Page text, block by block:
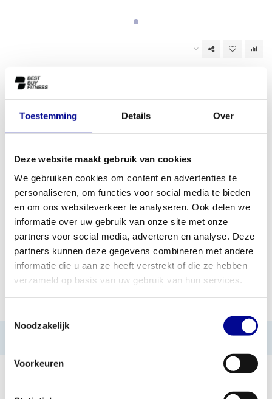
Toestemming Details Over
Deze website maakt gebruik van cookies
We gebruiken cookies om content en advertenties te
personaliseren, om functies voor social media te bieden
en om ons websiteverkeer te analyseren. Ook delen we
informatie over uw gebruik van onze site met onze
partners voor social media, adverteren en analyse. Deze
partners kunnen deze gegevens combineren met andere
informatie die u aan ze heeft verstrekt of die ze hebben
verzameld op basis van uw gebruik van hun services.
Noodzakelijk
Voorkeuren
TOEVOEGEN AAN OFFERTE
PROFESSIONEEL
FITNESSAPPARATUUR
STANDAARD ÉÉN JAAR
GARANTIE
MEER DAN 28 JAAR
ERVARING
BESTE PRIJZEN EN
MOOISTE APPARATUUR